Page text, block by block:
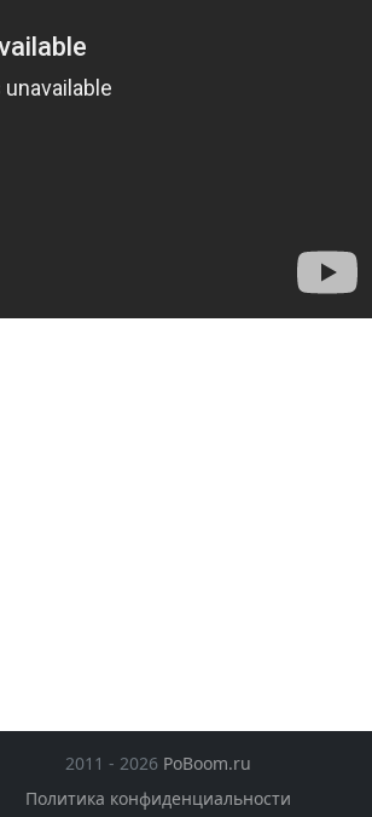
2011 - 2026 PoBoom.ru
Политика конфиденциальности